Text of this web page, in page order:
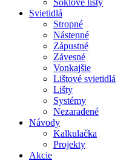
Soklové lišty
Svietidlá
Stropné
Nástenné
Zápustné
Závesné
Vonkajšie
Lištové svietidlá
Lišty
Systémy
Nezaradené
Návody
Kalkulačka
Projekty
Akcie